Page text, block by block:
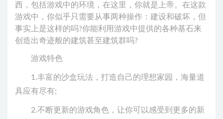
西，包括游戏中的环境，在这里，你就是上帝。在这款
游戏中，你似乎只需要从事两种操作：建设和破坏，但
事实上是这样的吗?你能利用游戏中提供的各种基石来
创造出奇迹般的建筑甚至建筑群吗?
游戏特色
1.丰富的沙盒玩法，打造自己的理想家园，海量道
具应有尽有;
2.不断更新的游戏角色，让你可以感受到更多的新